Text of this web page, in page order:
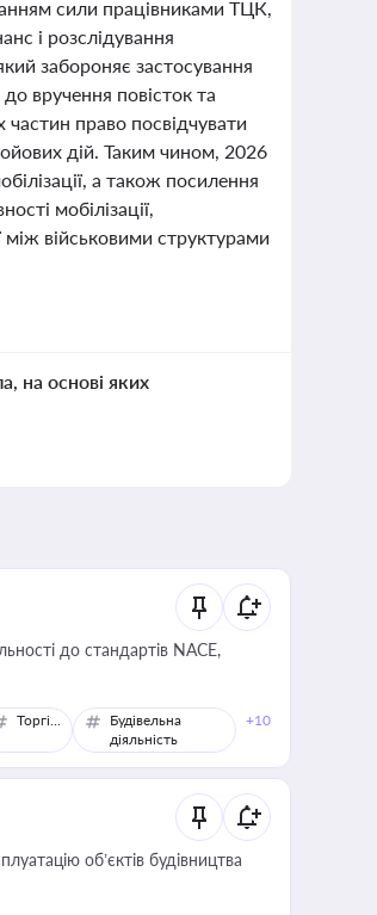
сили працівниками ТЦК,
і розслідування
забороняє застосування
вручення повісток та
право посвідчувати
дій. Таким чином, 2026
а також посилення
мобілізації,
між військовими структурами
на основі яких
до стандартів NACE,
Торгівля
Будівельна
діяльність
+10
об’єктів будівництва